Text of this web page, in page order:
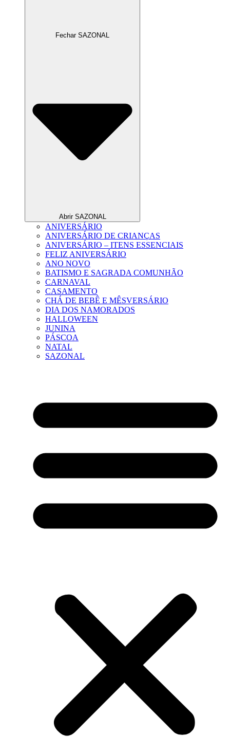
Fechar SAZONAL
Abrir SAZONAL
ANIVERSÁRIO
ANIVERSÁRIO DE CRIANÇAS
ANIVERSÁRIO – ITENS ESSENCIAIS
FELIZ ANIVERSÁRIO
ANO NOVO
BATISMO E SAGRADA COMUNHÃO
CARNAVAL
CASAMENTO
CHÁ DE BEBÊ E MÊSVERSÁRIO
DIA DOS NAMORADOS
HALLOWEEN
JUNINA
PÁSCOA
NATAL
SAZONAL